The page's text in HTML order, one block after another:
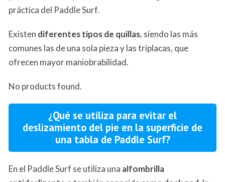
práctica del Paddle Surf.
Existen diferentes tipos de quillas, siendo las más
comunes las de una sola pieza y las triplacas, que
ofrecen mayor maniobrabilidad.
No products found.
¿Qué se utiliza para evitar el
deslizamiento del pie en la superficie de
una tabla de Paddle Surf?
En el Paddle Surf se utiliza una alfombrilla